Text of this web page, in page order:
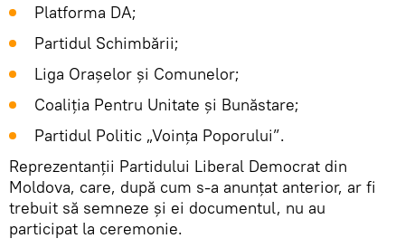
Platforma DA;
Partidul Schimbării;
Liga Orașelor și Comunelor;
Coaliția Pentru Unitate și Bunăstare;
Partidul Politic „Voința Poporului”.
Reprezentanții Partidului Liberal Democrat din
Moldova, care, după cum s-a anunțat anterior, ar fi
trebuit să semneze și ei documentul, nu au
participat la ceremonie.